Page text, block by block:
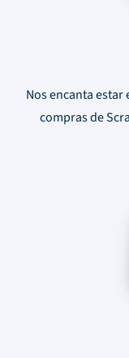
Nos encanta
compras de